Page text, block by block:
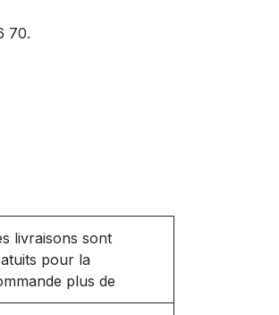
70.
livraisons sont
pour la
plus de